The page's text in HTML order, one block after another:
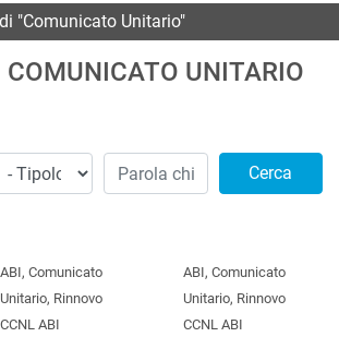
"Comunicato Unitario"
COMUNICATO UNITARIO
Cerca
ABI, Comunicato
Unitario, Rinnovo
CCNL ABI
ABI, Comunicato
Unitario, Rinnovo
CCNL ABI